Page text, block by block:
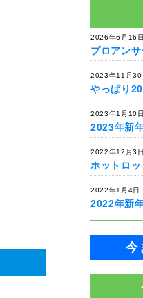
2026年6月16日
プロアン
2023年11月30
やっぱり
2023年1月10日
2023年新
2022年12月3日
ホットロッ
2022年1月4日
2022年新
今